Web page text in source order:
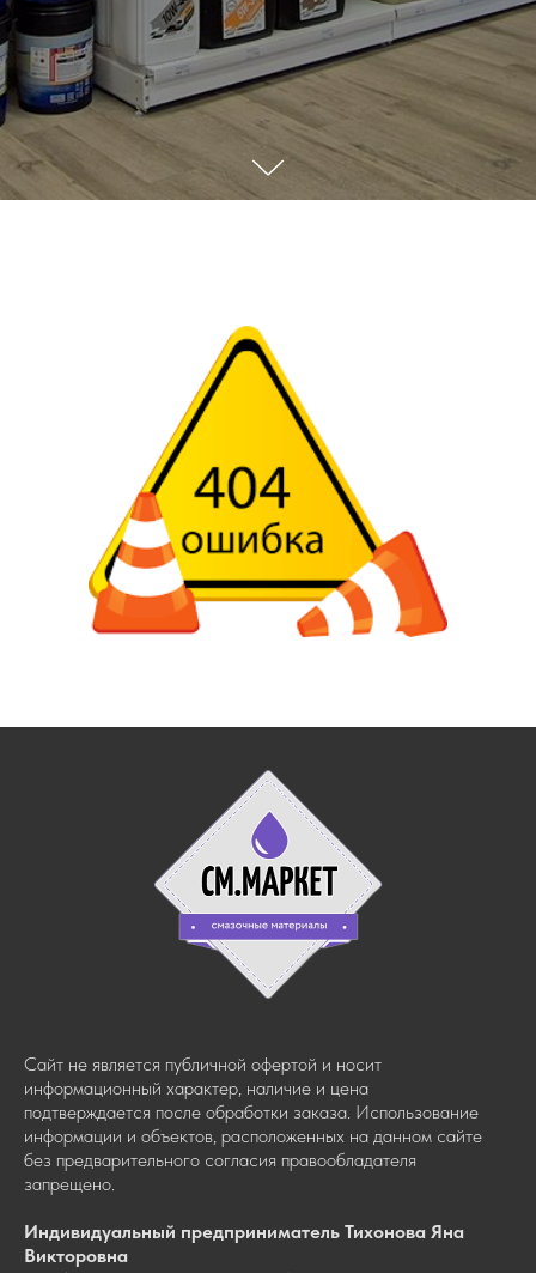
Сайт не является публичной офертой и носит
информационный характер, наличие и цена
подтверждается после обработки заказа. Использование
информации и объектов, расположенных на данном сайте
без предварительного согласия правообладателя
запрещено.
Индивидуальный предприниматель Тихонова Яна
Викторовна